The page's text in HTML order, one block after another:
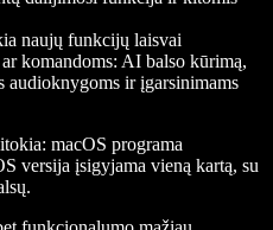
naujų funkcijų laisvai
komandoms: AI balso kūrimą,
audioknygoms ir įgarsinimams
macOS programa
versija įsigyjama vieną kartą, su